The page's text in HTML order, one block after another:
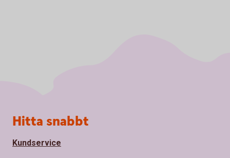
Sidfot
Hitta snabbt
Kundservice